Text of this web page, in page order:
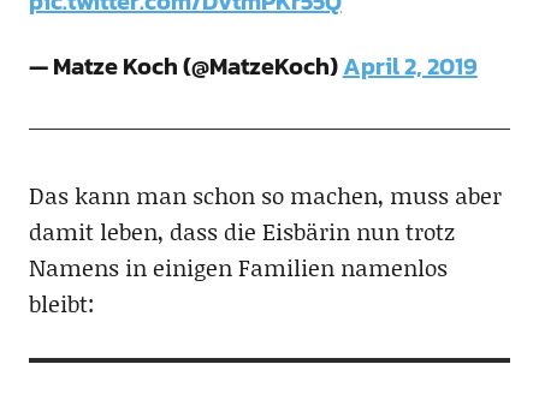
— Matze Koch (@MatzeKoch)April 2, 2019
Das kann man schon so machen, muss aber
damit leben, dass die Eisbärin nun trotz
Namens in einigen Familien namenlos
bleibt: